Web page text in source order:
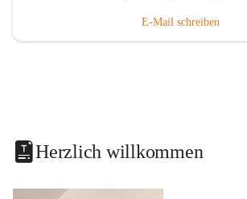
E-Mail schreiben
Herzlich willkommen